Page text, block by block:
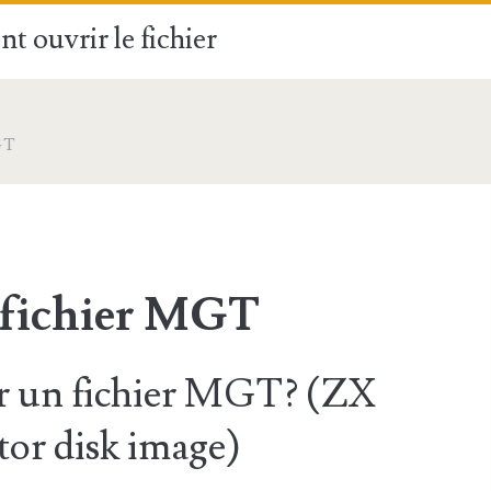
ouvrir le fichier
MGT
un fichier MGT? (ZX
disk image)